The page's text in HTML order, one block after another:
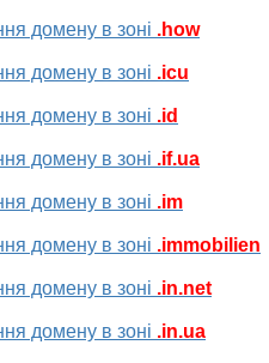
домену в зоні .how
домену в зоні .icu
домену в зоні .id
домену в зоні .if.ua
домену в зоні .im
домену в зоні .immobilien
домену в зоні .in.net
домену в зоні .in.ua